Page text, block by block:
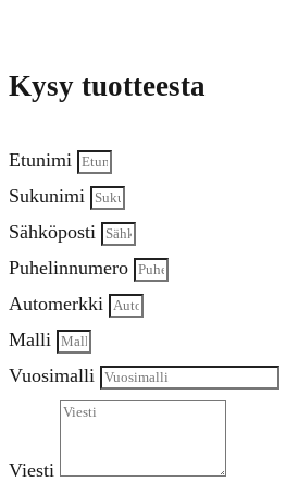
Kysy tuotteesta
Etunimi
Sukunimi
Sähköposti
Puhelinnumero
Automerkki
Malli
Vuosimalli
Viesti